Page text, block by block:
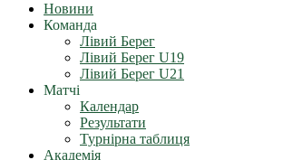
Новини
Команда
Лівий Берег
Лівий Берег U19
Лівий Берег U21
Матчі
Календар
Результати
Турнірна таблиця
Академія